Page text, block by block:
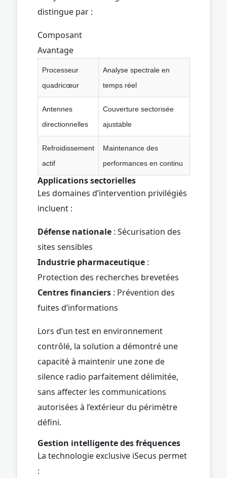
distingue par :
Composant
Avantage
Processeur
quadricœur
Analyse spectrale en
temps réel
Antennes
directionnelles
Couverture sectorisée
ajustable
Refroidissement
actif
Maintenance des
performances en continu
Applications sectorielles
Les domaines d’intervention privilégiés
incluent :
Défense nationale : Sécurisation des
sites sensibles
Industrie pharmaceutique :
Protection des recherches brevetées
Centres financiers : Prévention des
fuites d’informations
Lors d’un test en environnement
contrôlé, la solution a démontré une
capacité à maintenir une zone de
silence radio parfaitement délimitée,
sans affecter les communications
autorisées à l’extérieur du périmètre
défini.
Gestion intelligente des fréquences
La technologie exclusive iSecus permet
: